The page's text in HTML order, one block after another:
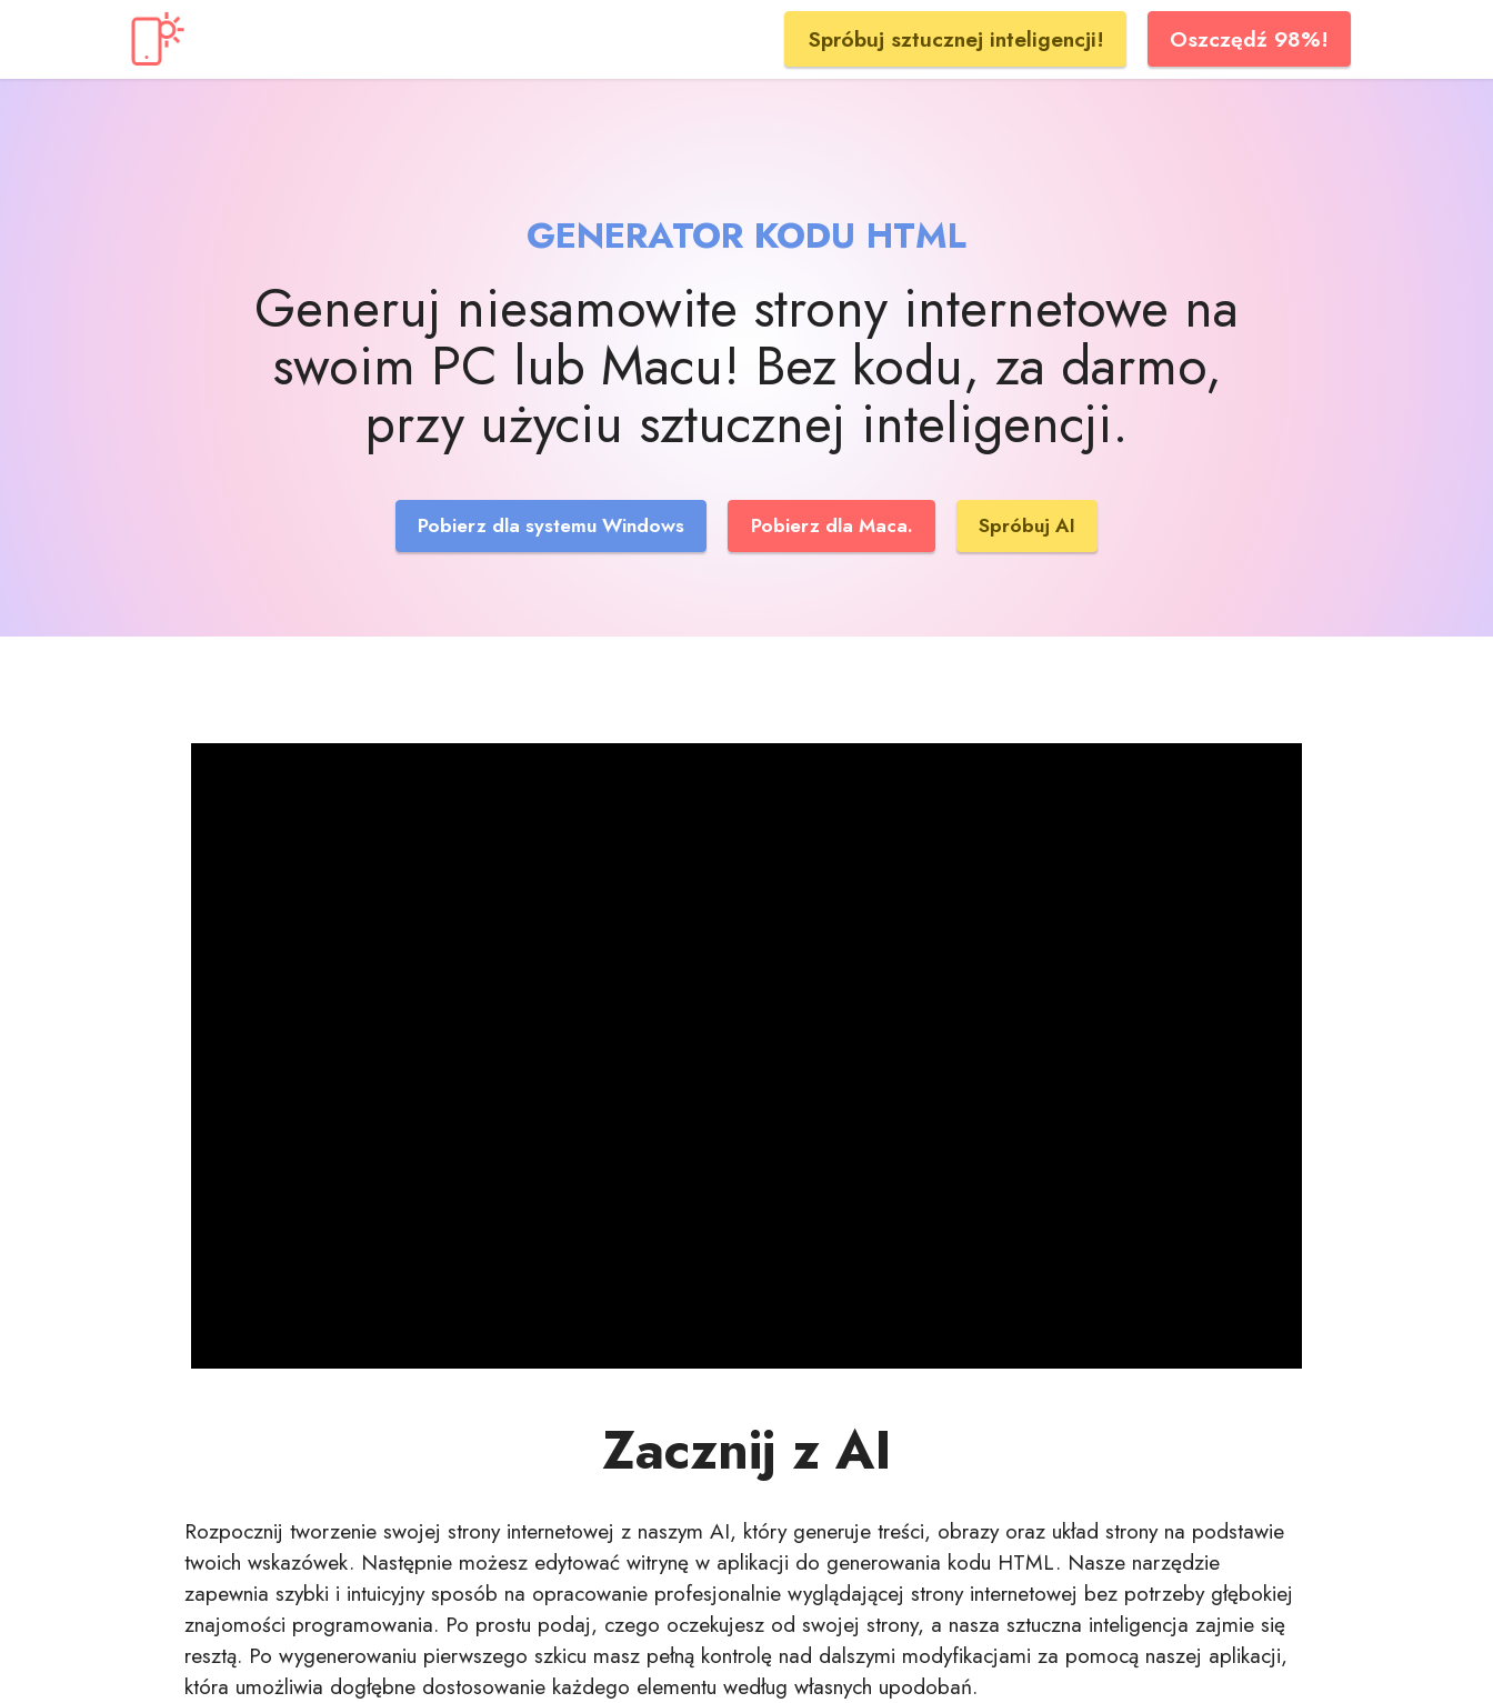
Spróbuj sztucznej inteligencji! Oszczędź 98%!
GENERATOR KODU HTML
Generuj niesamowite strony internetowe na
swoim PC lub Macu! Bez kodu, za darmo,
przy użyciu sztucznej inteligencji.
Pobierz dla systemu Windows Pobierz dla Maca. Spróbuj AI
Zacznij z AI
Rozpocznij tworzenie swojej strony internetowej z naszym AI, który generuje treści, obrazy oraz układ strony na podstawie
twoich wskazówek. Następnie możesz edytować witrynę w aplikacji do generowania kodu HTML. Nasze narzędzie
zapewnia szybki i intuicyjny sposób na opracowanie profesjonalnie wyglądającej strony internetowej bez potrzeby głębokiej
znajomości programowania. Po prostu podaj, czego oczekujesz od swojej strony, a nasza sztuczna inteligencja zajmie się
resztą. Po wygenerowaniu pierwszego szkicu masz pełną kontrolę nad dalszymi modyfikacjami za pomocą naszej aplikacji,
która umożliwia dogłębne dostosowanie każdego elementu według własnych upodobań.